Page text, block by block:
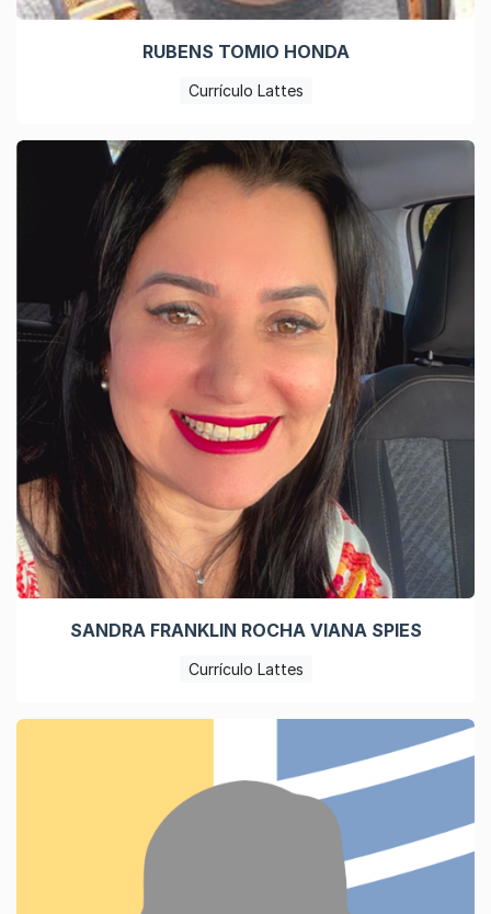
RUBENS TOMIO HONDA
Currículo Lattes
SANDRA FRANKLIN ROCHA VIANA SPIES
Currículo Lattes